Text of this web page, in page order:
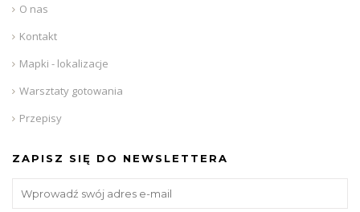
O nas
Kontakt
Mapki - lokalizacje
Warsztaty gotowania
Przepisy
ZAPISZ SIĘ DO NEWSLETTERA